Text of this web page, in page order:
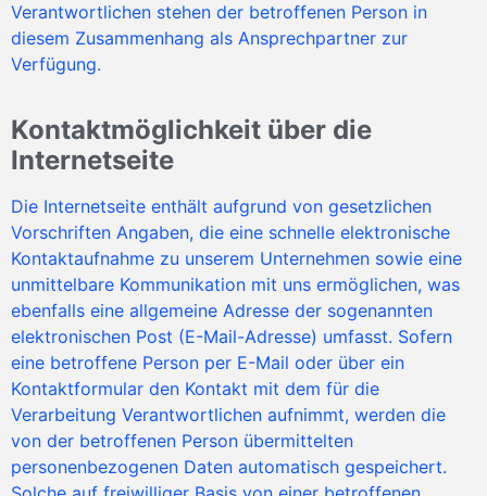
Verantwortlichen stehen der betroffenen Person in
diesem Zusammenhang als Ansprechpartner zur
Verfügung.
Kontaktmöglichkeit über die
Internetseite
Die Internetseite enthält aufgrund von gesetzlichen
Vorschriften Angaben, die eine schnelle elektronische
Kontaktaufnahme zu unserem Unternehmen sowie eine
unmittelbare Kommunikation mit uns ermöglichen, was
ebenfalls eine allgemeine Adresse der sogenannten
elektronischen Post (E-Mail-Adresse) umfasst. Sofern
eine betroffene Person per E-Mail oder über ein
Kontaktformular den Kontakt mit dem für die
Verarbeitung Verantwortlichen aufnimmt, werden die
von der betroffenen Person übermittelten
personenbezogenen Daten automatisch gespeichert.